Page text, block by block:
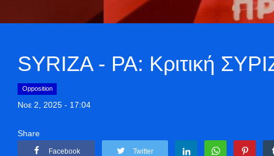
SYRIZA - PA: Κριτική
Opposition
Νοε 2, 2025 - 17:04
Share
Facebook Twitter